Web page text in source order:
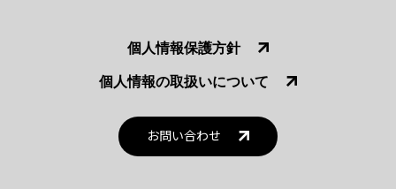
個人情報保護方針
個人情報の取扱いについて
お問い合わせ